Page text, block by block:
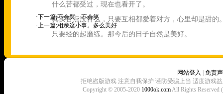
什么苦都受过，现在也看开了。
其实苦点没什么，只要互相都爱着对方，心里却是甜的
只要经的起磨练。那今后的日子自然是美好。
·下一篇;不会哭，不会笑
·上一篇;相亲这小事。多么美好
网站登入
免责
拒绝盗版游戏 注意自我保护 谨防受骗上当 适度游戏
Copyright © 2005-2020 1000ok.comAll Rights